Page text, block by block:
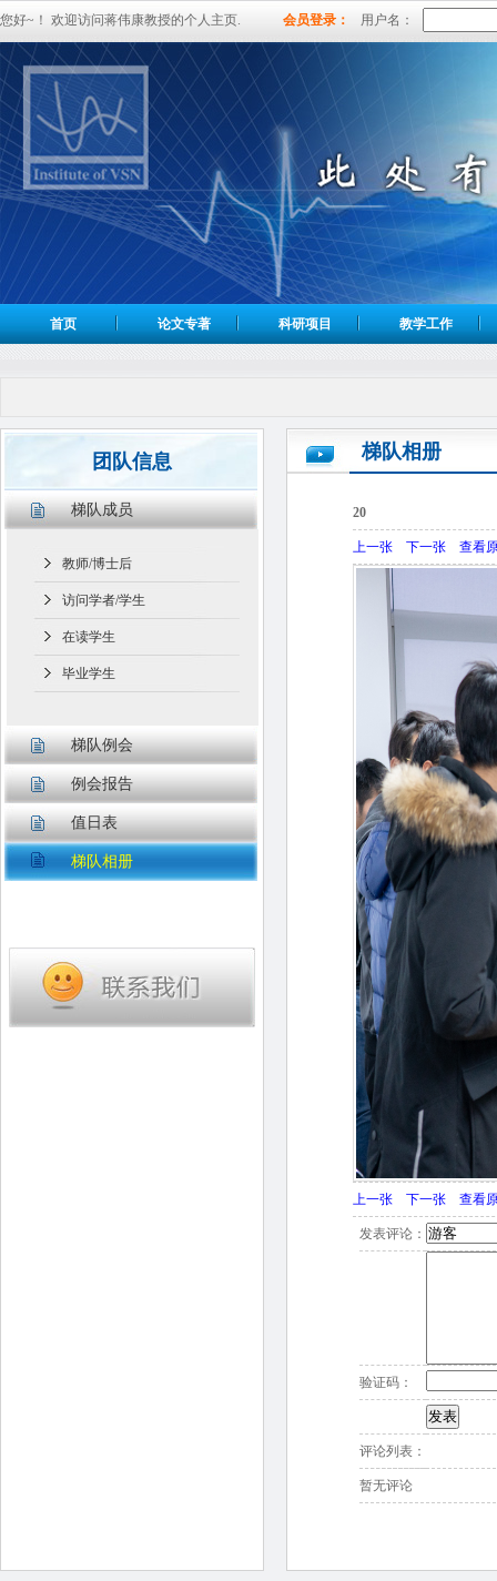
您好~！ 欢迎访问蒋伟康教授的个人主页. 会员登录： 用户名：
首页 论文专著 科研项目 教学工作
团队信息
梯队成员
教师/博士后
访问学者/学生
在读学生
毕业学生
梯队例会
例会报告
值日表
梯队相册
梯队相册
20
上一张 下一张 查看
上一张 下一张 查看
发表评论：
验证码：
评论列表：
暂无评论